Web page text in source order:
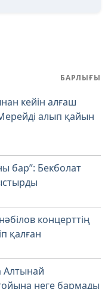
БАРЛЫҒЫ
кейін алғаш
алып қайын
бар”: Бекболат
концерттің
қалған
Алтынай
неге бармады